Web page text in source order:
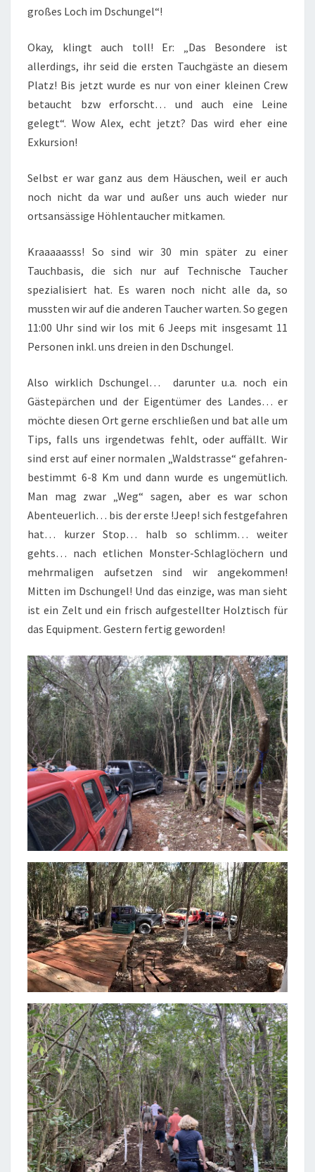
großes Loch im Dschungel“!
Okay, klingt auch toll! Er: „Das Besondere ist
allerdings, ihr seid die ersten Tauchgäste an diesem
Platz! Bis jetzt wurde es nur von einer kleinen Crew
betaucht bzw erforscht… und auch eine Leine
gelegt“. Wow Alex, echt jetzt? Das wird eher eine
Exkursion!
Selbst er war ganz aus dem Häuschen, weil er auch
noch nicht da war und außer uns auch wieder nur
ortsansässige Höhlentaucher mitkamen.
Kraaaaasss! So sind wir 30 min später zu einer
Tauchbasis, die sich nur auf Technische Taucher
spezialisiert hat. Es waren noch nicht alle da, so
mussten wir auf die anderen Taucher warten. So gegen
11:00 Uhr sind wir los mit 6 Jeeps mit insgesamt 11
Personen inkl. uns dreien in den Dschungel.
Also wirklich Dschungel… darunter u.a. noch ein
Gästepärchen und der Eigentümer des Landes… er
möchte diesen Ort gerne erschließen und bat alle um
Tips, falls uns irgendetwas fehlt, oder auffällt. Wir
sind erst auf einer normalen „Waldstrasse“ gefahren-
bestimmt 6-8 Km und dann wurde es ungemütlich.
Man mag zwar „Weg“ sagen, aber es war schon
Abenteuerlich… bis der erste !Jeep! sich festgefahren
hat… kurzer Stop… halb so schlimm… weiter
gehts… nach etlichen Monster-Schlaglöchern und
mehrmaligen aufsetzen sind wir angekommen!
Mitten im Dschungel! Und das einzige, was man sieht
ist ein Zelt und ein frisch aufgestellter Holztisch für
das Equipment. Gestern fertig geworden!